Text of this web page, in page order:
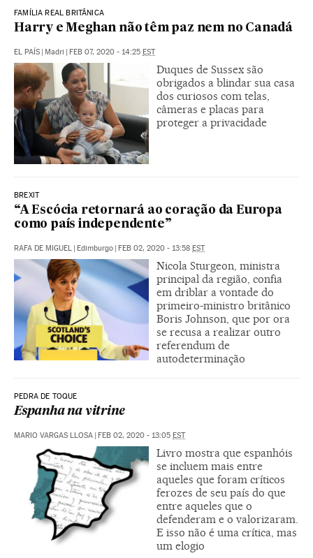
FAMÍLIA REAL BRITÂNICA
Harry e Meghan não têm paz nem no Canadá
EL PAÍS | Madri | FEB 07, 2020 - 14:25 EST
Duques de Sussex são
obrigados a blindar sua casa
dos curiosos com telas,
câmeras e placas para
proteger a privacidade
BREXIT
“A Escócia retornará ao coração da Europa
como país independente”
RAFA DE MIGUEL | Edimburgo | FEB 02, 2020 - 13:58 EST
Nicola Sturgeon, ministra
principal da região, confia
em driblar a vontade do
primeiro-ministro britânico
Boris Johnson, que por ora
se recusa a realizar outro
referendum de
autodeterminação
PEDRA DE TOQUE
Espanha na vitrine
MARIO VARGAS LLOSA | FEB 02, 2020 - 13:05 EST
Livro mostra que espanhóis
se incluem mais entre
aqueles que foram críticos
ferozes de seu país do que
entre aqueles que o
defenderam e o valorizaram.
E isso não é uma crítica, mas
um elogio